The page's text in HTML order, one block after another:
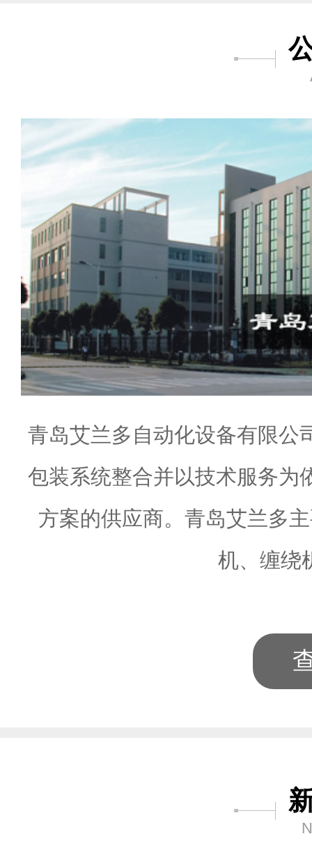
青岛艾兰多自动化设备有限公
包装系统整合并以技术服务为
方案的供应商。青岛艾兰多
机、缠绕